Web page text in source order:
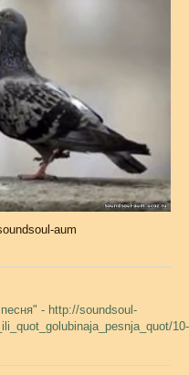
aum
- http://soundsoul-
10-